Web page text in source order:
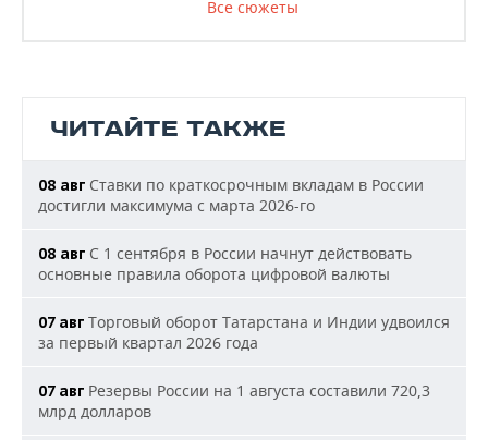
Все сюжеты
ЧИТАЙТЕ ТАКЖЕ
08 авг Ставки по краткосрочным вкладам в России
достигли максимума с марта 2026-го
08 авг С 1 сентября в России начнут действовать
основные правила оборота цифровой валюты
07 авг Торговый оборот Татарстана и Индии удвоился
за первый квартал 2026 года
07 авг Резервы России на 1 августа составили 720,3
млрд долларов